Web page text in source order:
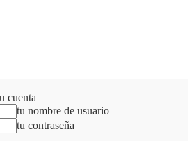
cuenta
tu nombre de usuario
tu contraseña